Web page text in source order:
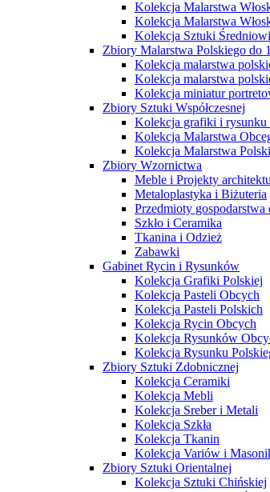
Kolekcja Malarstwa
Kolekcja Malarstwa
Kolekcja Sztuki
Zbiory Malarstwa Polskiego do
Kolekcja malarstwa
Kolekcja malarstwa
Kolekcja miniatur
Zbiory Sztuki Współczesnej
Kolekcja grafiki i rysunku
Kolekcja Malarstwa
Kolekcja Malarstwa
Zbiory Wzornictwa
Meble i Projekty
Metaloplastyka i Biżuteria
Przedmioty
Szkło i Ceramika
Tkanina i Odzież
Zabawki
Gabinet Rycin i Rysunków
Kolekcja Grafiki Polskiej
Kolekcja Pasteli Obcych
Kolekcja Pasteli Polskich
Kolekcja Rycin Obcych
Kolekcja Rysunków
Kolekcja Rysunku
Zbiory Sztuki Zdobnicznej
Kolekcja Ceramiki
Kolekcja Mebli
Kolekcja Sreber i Metali
Kolekcja Szkła
Kolekcja Tkanin
Kolekcja Variów i
Zbiory Sztuki Orientalnej
Kolekcja Sztuki Chińskiej